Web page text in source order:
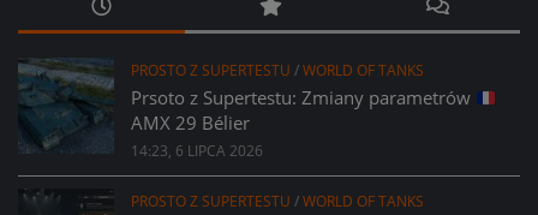
PROSTO Z SUPERTESTU /WORLD OF TANKS
Prsoto z Supertestu: Zmiany parametrów
AMX 29 Bélier
14:23, 6 LIPCA 2026
PROSTO Z SUPERTESTU /WORLD OF TANKS